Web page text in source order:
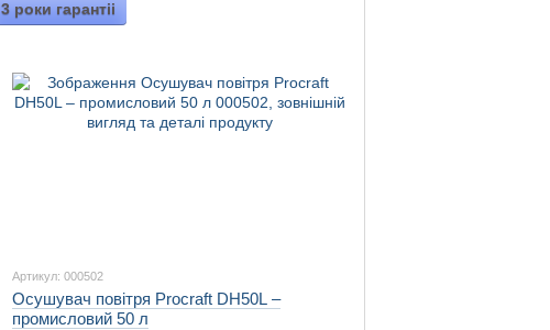
3 роки гарантіі
Артикул: 000502
Осушувач повітря Procraft DH50L –
промисловий 50 л